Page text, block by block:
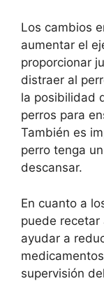
Los cambios
aumentar el
proporcionar
distraer al
la posibilidad
perros para
También es
perro tenga
descansar.
En cuanto a
puede recetar
ayudar a
supervisión